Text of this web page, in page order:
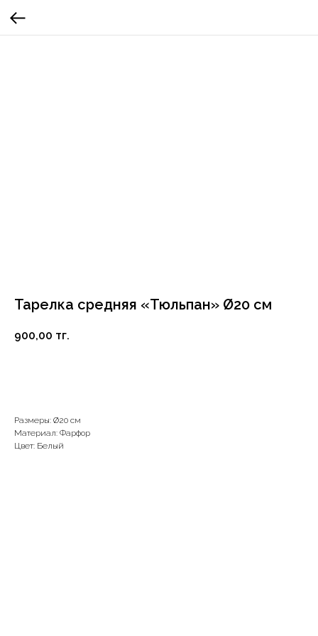
Тарелка средняя «Тюльпан» Ø20 см
900,00 тг.
Размеры: Ø20 см
Материал: Фарфор
Цвет: Белый